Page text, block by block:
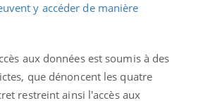
y accéder de manière
aux données est soumis à des
que dénoncent les quatre
restreint ainsi l'accès aux